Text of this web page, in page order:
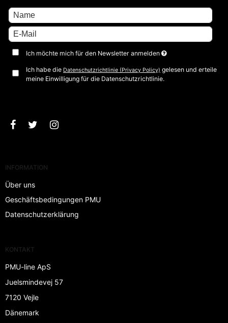
Ich möchte mich für den Newsletter anmelden
Ich habe die Datenschutzrichtlinie (Privacy Policy) gelesen und erteile
meine Einwilligung für die Datenschutzrichtlinie.
INFORMATION
Über uns
Geschäftsbedingungen PMU
Datenschutzerklärung
KONTAKT
PMU-line ApS
Juelsmindevej 57
7120 Vejle
Dänemark